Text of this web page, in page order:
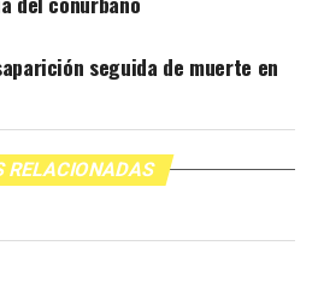
seguida de muerte en
RELACIONADAS